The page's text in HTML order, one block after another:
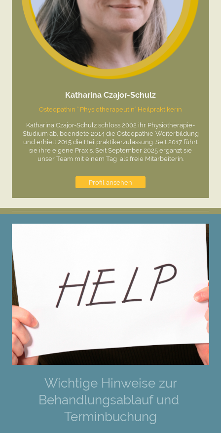
Katharina Czajor-Schulz
Osteopathin ° Physiotherapeutin° Heilpraktikerin
Katharina Czajor-Schulz schloss 2002 ihr Physiotherapie-
Studium ab, beendete 2014 die Osteopathie-Weiterbildung
und erhielt 2015 die Heilpraktikerzulassung. Seit 2017 führt
sie ihre eigene Praxis. Seit September 2025 ergänzt sie
unser Team mit einem Tag als freie Mitarbeiterin.
Profil ansehen
Wichtige Hinweise zur
Behandlungsablauf und
Terminbuchung